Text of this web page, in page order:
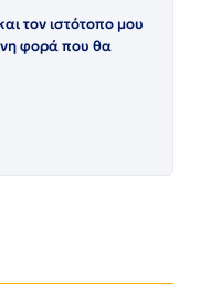
τον ιστότοπο μου
φορά που θα